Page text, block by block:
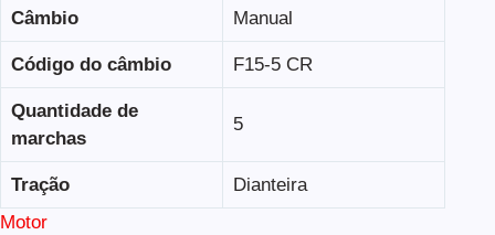
Câmbio Manual
Código do câmbio F15-5 CR
Quantidade de
marchas
5
Tração
Dianteira
Motor